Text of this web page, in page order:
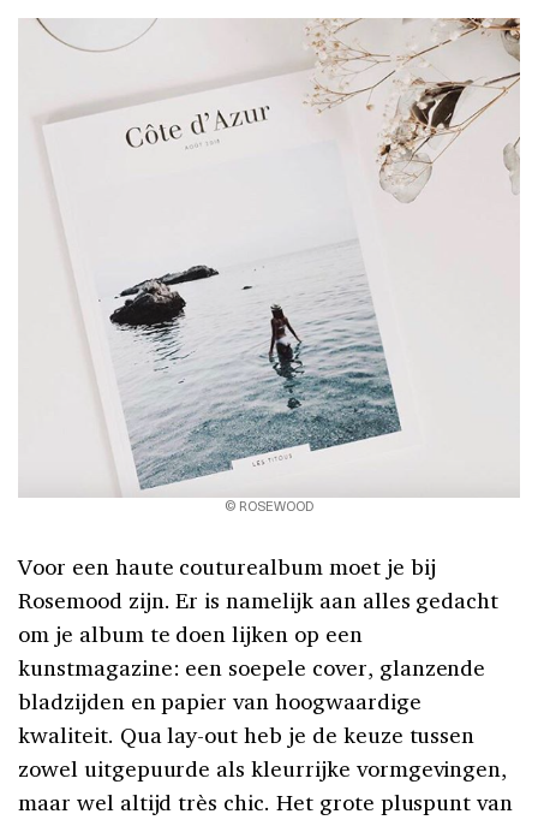
© ROSEWOOD
Voor een haute couturealbum moet je bij
Rosemood zijn. Er is namelijk aan alles gedacht
om je album te doen lijken op een
kunstmagazine: een soepele cover, glanzende
bladzijden en papier van hoogwaardige
kwaliteit. Qua lay-out heb je de keuze tussen
zowel uitgepuurde als kleurrijke vormgevingen,
maar wel altijd très chic. Het grote pluspunt van